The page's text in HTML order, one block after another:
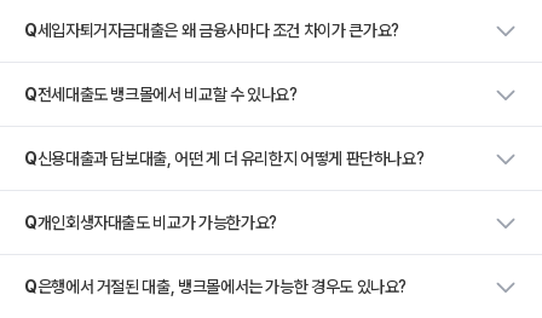
Q세입자퇴거자금대출은 왜 금융사마다 조건 차이가 큰가요?
Q전세대출도 뱅크몰에서 비교할 수 있나요?
Q신용대출과 담보대출, 어떤 게 더 유리한지 어떻게 판단하나요?
Q개인회생자대출도 비교가 가능한가요?
Q은행에서 거절된 대출, 뱅크몰에서는 가능한 경우도 있나요?